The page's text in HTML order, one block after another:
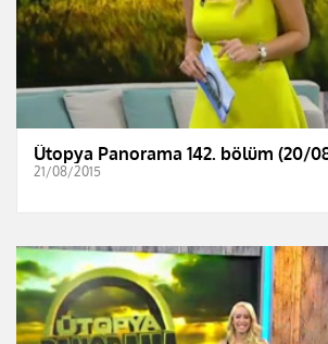
Ütopya Panorama 142. bölüm (20/
21/08/2015